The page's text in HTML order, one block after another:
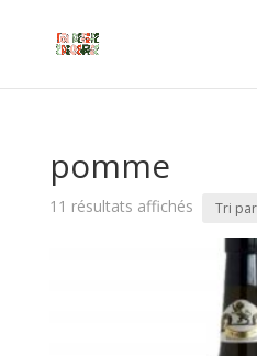
pomme
11 résultats affichés